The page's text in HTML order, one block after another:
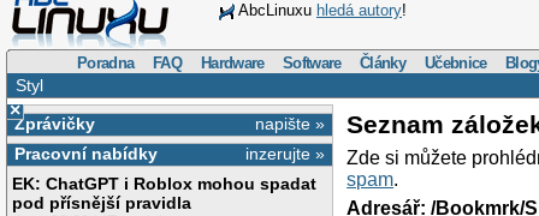
AbcLinuxu hledá autory!
Poradna FAQ Hardware Software Články Učebnice
Styl
×
napište »
Zprávičky
inzerujte »
Pracovní nabídky
EK: ChatGPT i Roblox mohou spadat
pod přísnější pravidla
Seznam
Zde si můžete
spam.
Adresář: /Bookmrk/